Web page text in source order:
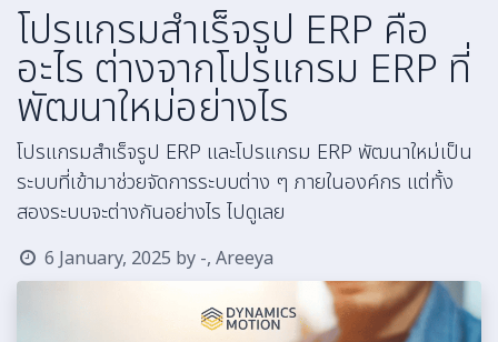
โปรแกรมสำเร็จรูป ERP คือ
อะไร ต่างจากโปรแกรม ERP ที่
พัฒนาใหม่อย่างไร
โปรแกรมสำเร็จรูป ERP และโปรแกรม ERP พัฒนาใหม่เป็น
ระบบที่เข้ามาช่วยจัดการระบบต่าง ๆ ภายในองค์กร แต่ทั้ง
สองระบบจะต่างกันอย่างไร ไปดูเลย
6 January, 2025 by -, Areeya